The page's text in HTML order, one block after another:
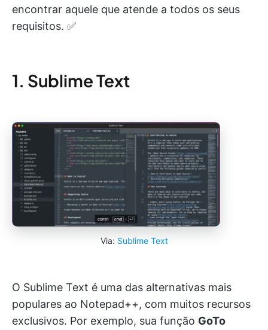
encontrar aquele que atende a todos os seus
requisitos. ✅
1. Sublime Text
Via: Sublime Text
O Sublime Text é uma das alternativas mais
populares ao Notepad++, com muitos recursos
exclusivos. Por exemplo, sua função GoTo